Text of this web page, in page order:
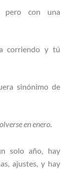
pero con una
corriendo y tú
sinónimo de
en enero.
solo año, hay
ajustes, y hay